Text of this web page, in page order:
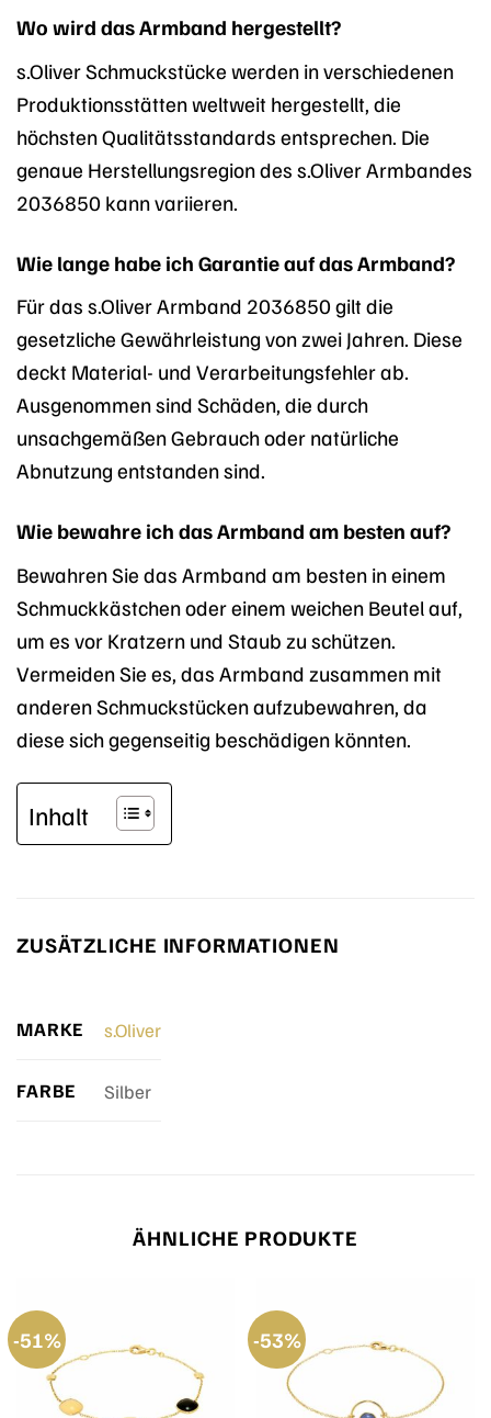
Wo wird das Armband hergestellt?
s.Oliver Schmuckstücke werden in verschiedenen
Produktionsstätten weltweit hergestellt, die
höchsten Qualitätsstandards entsprechen. Die
genaue Herstellungsregion des s.Oliver Armbandes
2036850 kann variieren.
Wie lange habe ich Garantie auf das Armband?
Für das s.Oliver Armband 2036850 gilt die
gesetzliche Gewährleistung von zwei Jahren. Diese
deckt Material- und Verarbeitungsfehler ab.
Ausgenommen sind Schäden, die durch
unsachgemäßen Gebrauch oder natürliche
Abnutzung entstanden sind.
Wie bewahre ich das Armband am besten auf?
Bewahren Sie das Armband am besten in einem
Schmuckkästchen oder einem weichen Beutel auf,
um es vor Kratzern und Staub zu schützen.
Vermeiden Sie es, das Armband zusammen mit
anderen Schmuckstücken aufzubewahren, da
diese sich gegenseitig beschädigen könnten.
Inhalt
ZUSÄTZLICHE INFORMATIONEN
MARKE s.Oliver
FARBE Silber
ÄHNLICHE PRODUKTE
-51% -53%